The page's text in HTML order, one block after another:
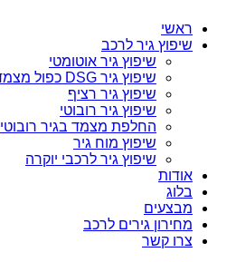
ראשי
שיפוץ גיר לרכב
שיפוץ גיר אוטומטי
שיפוץ גיר DSG כפול מצמדים
שיפוץ גיר רציף
שיפוץ גיר רובוטי
החלפת מצמד בגיר רובוטי
שיפוץ מוח גיר
שיפוץ גיר לרכבי יוקרה
אודות
בלוג
מבצעים
מחירון גירים לרכב
צרו קשר